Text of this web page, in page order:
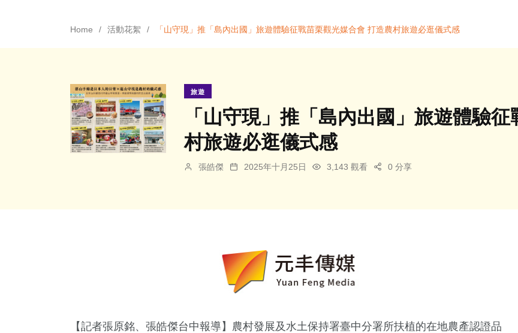
Home 活動花絮 「山守現」推「島內出國」旅遊體驗征戰苗栗觀光媒合會 打造農村旅遊必逛儀式感
旅遊
「山守現」推「島內出國」旅遊體驗
村旅遊必逛儀式感
張皓傑 2025年十月25日 3,143 觀看 0 分享
【記者張原銘、張皓傑台中報導】農村發展及水土保持署臺中分署所扶植的在地農產認證品